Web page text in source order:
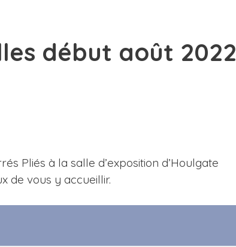
début août 2022
Pliés à la salle d’exposition d’Houlgate
de vous y accueillir.